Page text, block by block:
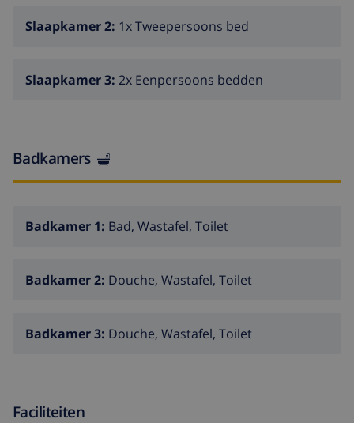
Slaapkamer 2: 1x Tweepersoons bed
Slaapkamer 3: 2x Eenpersoons bedden
Badkamers
Badkamer 1: Bad, Wastafel, Toilet
Badkamer 2: Douche, Wastafel, Toilet
Badkamer 3: Douche, Wastafel, Toilet
Faciliteiten